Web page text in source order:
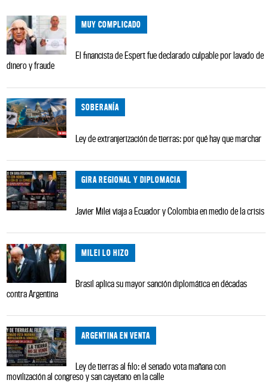
MUY COMPLICADO
El financista de Espert fue declarado culpable por lavado de
dinero y fraude
SOBERANÍA
Ley de extranjerización de tierras: por qué hay que marchar
GIRA REGIONAL Y DIPLOMACIA
Javier Milei viaja a Ecuador y Colombia en medio de la crisis
MILEI LO HIZO
Brasil aplica su mayor sanción diplomática en décadas
contra Argentina
ARGENTINA EN VENTA
Ley de tierras al filo: el senado vota mañana con
movilización al congreso y san cayetano en la calle